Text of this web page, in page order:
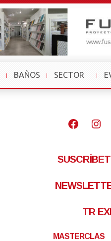
BAÑOS
SECTOR
»
TR
MASTERCLAS